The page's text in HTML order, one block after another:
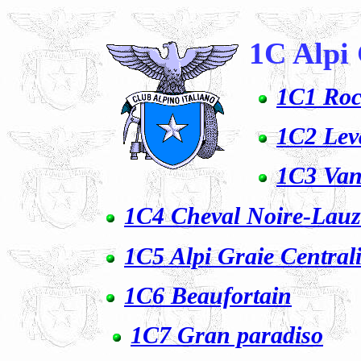
1C Alpi
1C1
1C2
1C3
1C4 Cheval Noire-
1C5 Alpi Graie
1C6 Beaufortain
1C7 Gran paradiso